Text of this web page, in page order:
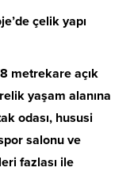
çelik yapı
metrekare açık
yaşam alanına
odası, hususi
salonu ve
fazlası ile